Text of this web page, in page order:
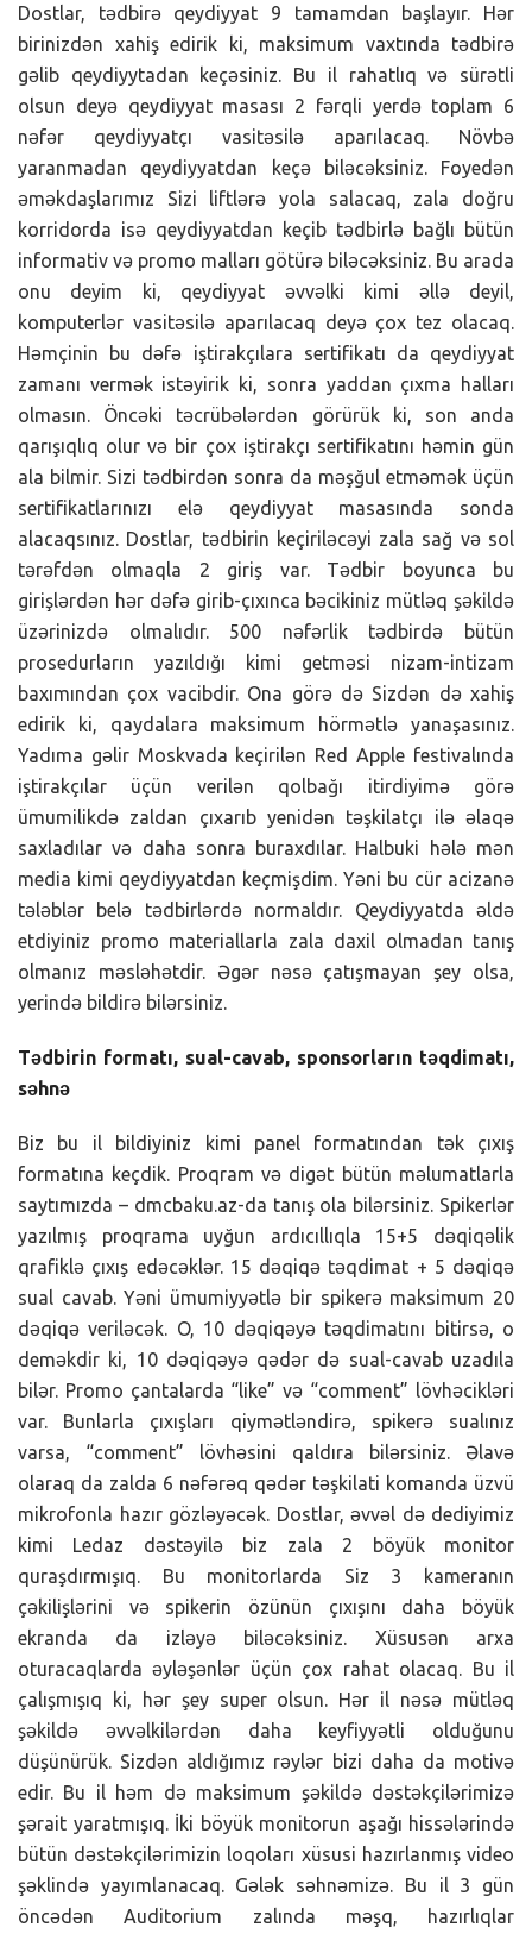
Dostlar, tədbirə qeydiyyat 9 tamamdan başlayır. Hər
birinizdən xahiş edirik ki, maksimum vaxtında tədbirə
gəlib qeydiyytadan keçəsiniz. Bu il rahatlıq və sürətli
olsun deyə qeydiyyat masası 2 fərqli yerdə toplam 6
nəfər qeydiyyatçı vasitəsilə aparılacaq. Növbə
yaranmadan qeydiyyatdan keçə biləcəksiniz. Foyedən
əməkdaşlarımız Sizi liftlərə yola salacaq, zala doğru
korridorda isə qeydiyyatdan keçib tədbirlə bağlı bütün
informativ və promo malları götürə biləcəksiniz. Bu arada
onu deyim ki, qeydiyyat əvvəlki kimi əllə deyil,
komputerlər vasitəsilə aparılacaq deyə çox tez olacaq.
Həmçinin bu dəfə iştirakçılara sertifikatı da qeydiyyat
zamanı vermək istəyirik ki, sonra yaddan çıxma halları
olmasın. Öncəki təcrübələrdən görürük ki, son anda
qarışıqlıq olur və bir çox iştirakçı sertifikatını həmin gün
ala bilmir. Sizi tədbirdən sonra da məşğul etməmək üçün
sertifikatlarınızı elə qeydiyyat masasında sonda
alacaqsınız. Dostlar, tədbirin keçiriləcəyi zala sağ və sol
tərəfdən olmaqla 2 giriş var. Tədbir boyunca bu
girişlərdən hər dəfə girib-çıxınca bəcikiniz mütləq şəkildə
üzərinizdə olmalıdır. 500 nəfərlik tədbirdə bütün
prosedurların yazıldığı kimi getməsi nizam-intizam
baxımından çox vacibdir. Ona görə də Sizdən də xahiş
edirik ki, qaydalara maksimum hörmətlə yanaşasınız.
Yadıma gəlir Moskvada keçirilən Red Apple festivalında
iştirakçılar üçün verilən qolbağı itirdiyimə görə
ümumilikdə zaldan çıxarıb yenidən təşkilatçı ilə əlaqə
saxladılar və daha sonra buraxdılar. Halbuki hələ mən
media kimi qeydiyyatdan keçmişdim. Yəni bu cür acizanə
tələblər belə tədbirlərdə normaldır. Qeydiyyatda əldə
etdiyiniz promo materiallarla zala daxil olmadan tanış
olmanız məsləhətdir. Əgər nəsə çatışmayan şey olsa,
yerində bildirə bilərsiniz.
Tədbirin formatı, sual-cavab, sponsorların təqdimatı,
səhnə
Biz bu il bildiyiniz kimi panel formatından tək çıxış
formatına keçdik. Proqram və digət bütün məlumatlarla
saytımızda – dmcbaku.az-da tanış ola bilərsiniz. Spikerlər
yazılmış proqrama uyğun ardıcıllıqla 15+5 dəqiqəlik
qrafiklə çıxış edəcəklər. 15 dəqiqə təqdimat + 5 dəqiqə
sual cavab. Yəni ümumiyyətlə bir spikerə maksimum 20
dəqiqə veriləcək. O, 10 dəqiqəyə təqdimatını bitirsə, o
deməkdir ki, 10 dəqiqəyə qədər də sual-cavab uzadıla
bilər. Promo çantalarda “like” və “comment” lövhəcikləri
var. Bunlarla çıxışları qiymətləndirə, spikerə sualınız
varsa, “comment” lövhəsini qaldıra bilərsiniz. Əlavə
olaraq da zalda 6 nəfərəq qədər təşkilati komanda üzvü
mikrofonla hazır gözləyəcək. Dostlar, əvvəl də dediyimiz
kimi Ledaz dəstəyilə biz zala 2 böyük monitor
quraşdırmışıq. Bu monitorlarda Siz 3 kameranın
çəkilişlərini və spikerin özünün çıxışını daha böyük
ekranda da izləyə biləcəksiniz. Xüsusən arxa
oturacaqlarda əyləşənlər üçün çox rahat olacaq. Bu il
çalışmışıq ki, hər şey super olsun. Hər il nəsə mütləq
şəkildə əvvəlkilərdən daha keyfiyyətli olduğunu
düşünürük. Sizdən aldığımız rəylər bizi daha da motivə
edir. Bu il həm də maksimum şəkildə dəstəkçilərimizə
şərait yaratmışıq. İki böyük monitorun aşağı hissələrində
bütün dəstəkçilərimizin loqoları xüsusi hazırlanmış video
şəklində yayımlanacaq. Gələk səhnəmizə. Bu il 3 gün
öncədən Auditorium zalında məşq, hazırlıqlar